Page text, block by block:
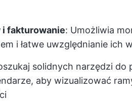
fakturowanie: Umożliwia
i łatwe uwzględnianie ich
solidnych narzędzi do
aby wizualizować